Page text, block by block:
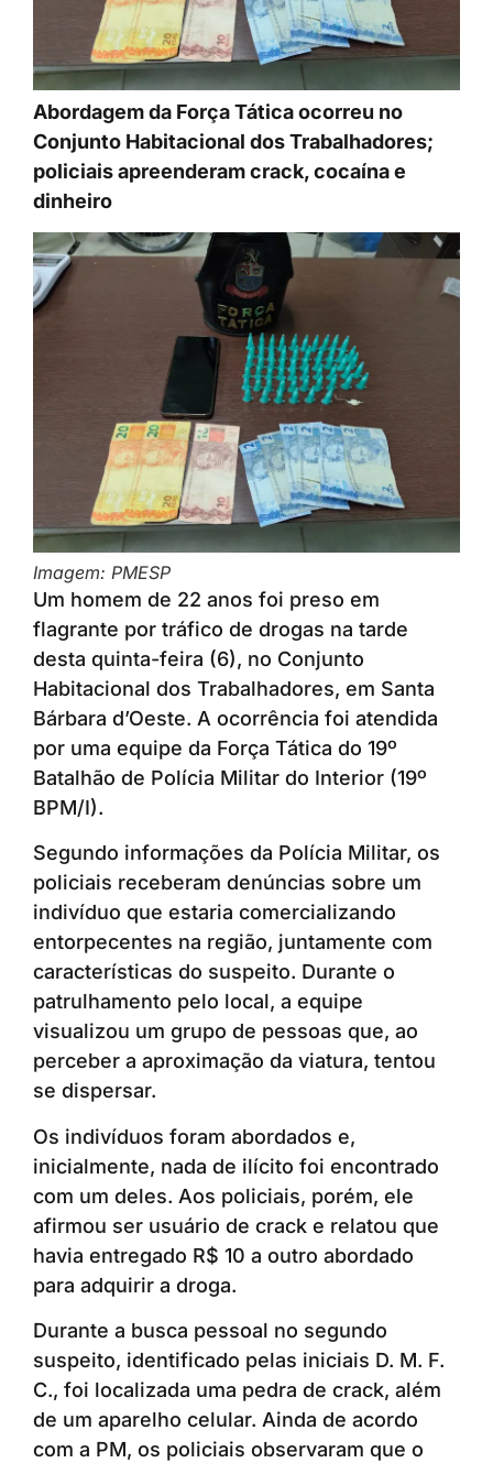
Abordagem da Força Tática ocorreu no
Conjunto Habitacional dos Trabalhadores;
policiais apreenderam crack, cocaína e
dinheiro
Imagem: PMESP
Um homem de 22 anos foi preso em
flagrante por tráfico de drogas na tarde
desta quinta-feira (6), no Conjunto
Habitacional dos Trabalhadores, em Santa
Bárbara d’Oeste. A ocorrência foi atendida
por uma equipe da Força Tática do 19º
Batalhão de Polícia Militar do Interior (19º
BPM/I).
Segundo informações da Polícia Militar, os
policiais receberam denúncias sobre um
indivíduo que estaria comercializando
entorpecentes na região, juntamente com
características do suspeito. Durante o
patrulhamento pelo local, a equipe
visualizou um grupo de pessoas que, ao
perceber a aproximação da viatura, tentou
se dispersar.
Os indivíduos foram abordados e,
inicialmente, nada de ilícito foi encontrado
com um deles. Aos policiais, porém, ele
afirmou ser usuário de crack e relatou que
havia entregado R$ 10 a outro abordado
para adquirir a droga.
Durante a busca pessoal no segundo
suspeito, identificado pelas iniciais D. M. F.
C., foi localizada uma pedra de crack, além
de um aparelho celular. Ainda de acordo
com a PM, os policiais observaram que o